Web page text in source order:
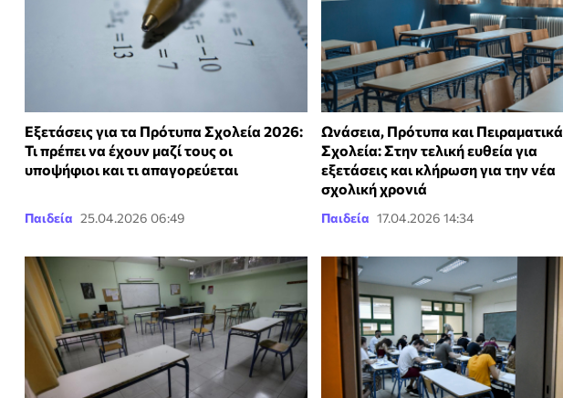
Εξετάσεις για τα Πρότυπα Σχολεία 2026:
Τι πρέπει να έχουν μαζί τους οι
υποψήφιοι και τι απαγορεύεται
Παιδεία 25.04.2026 06:49
Ωνάσεια, Πρότυπα και Πειραματικά
Σχολεία: Στην τελική ευθεία για
εξετάσεις και κλήρωση για την νέα
σχολική χρονιά
Παιδεία 17.04.2026 14:34